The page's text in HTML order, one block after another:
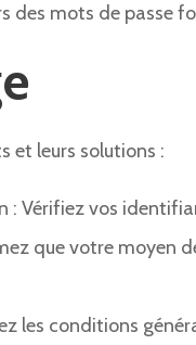
des mots de passe
et leurs solutions :
: Vérifiez vos
que votre moyen
les conditions